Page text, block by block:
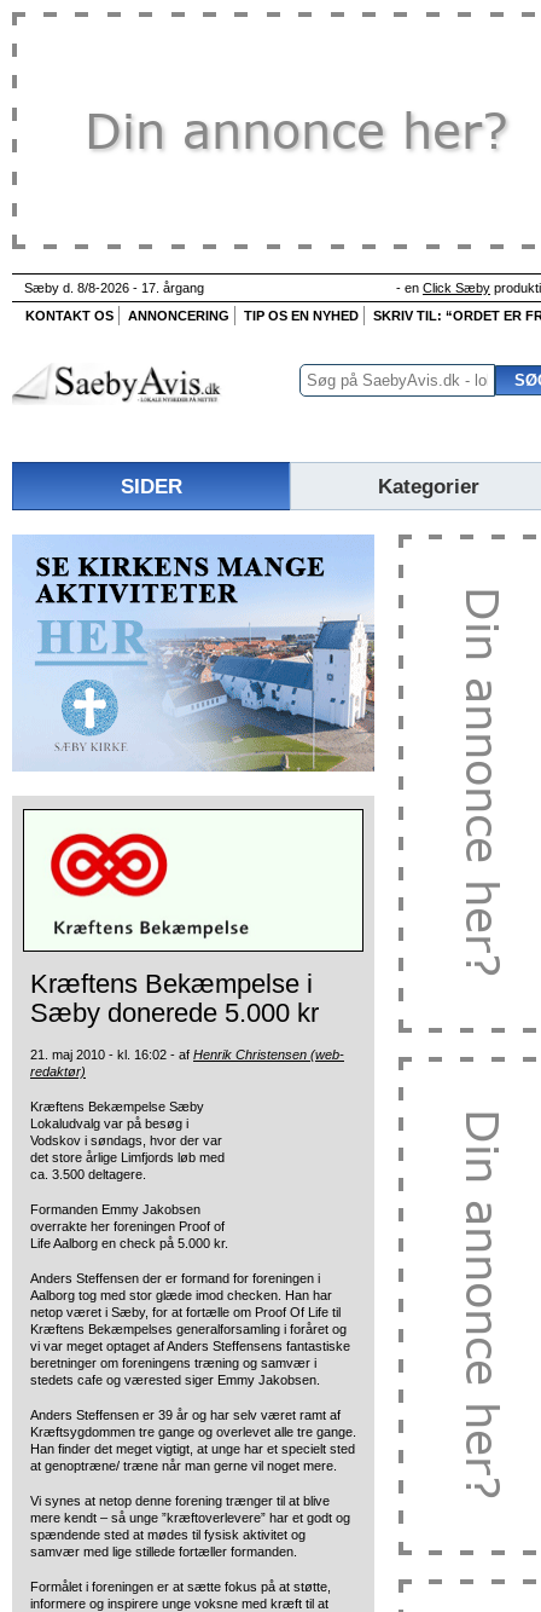
Sæby d. 8/8-2026 - 17. årgang - en Click Sæby
KONTAKT OS
ANNONCERING TIP OS EN NYHED SKRIV TIL: “ORDET ER
SIDER Kategorier
Kræftens Bekæmpelse i
Sæby donerede 5.000 kr
21. maj 2010 - kl. 16:02 - af Henrik Christensen (web-
redaktør)
Kræftens Bekæmpelse Sæby
Lokaludvalg var på besøg i
Vodskov i søndags, hvor der var
det store årlige Limfjords løb med
ca. 3.500 deltagere.
Formanden Emmy Jakobsen
overrakte her foreningen Proof of
Life Aalborg en check på 5.000 kr.
Anders Steffensen der er formand for foreningen i
Aalborg tog med stor glæde imod checken. Han har
netop været i Sæby, for at fortælle om Proof Of Life til
Kræftens Bekæmpelses generalforsamling i foråret og
vi var meget optaget af Anders Steffensens fantastiske
beretninger om foreningens træning og samvær i
stedets cafe og værested siger Emmy Jakobsen.
Anders Steffensen er 39 år og har selv været ramt af
Kræftsygdommen tre gange og overlevet alle tre gange.
Han finder det meget vigtigt, at unge har et specielt sted
at genoptræne/ træne når man gerne vil noget mere.
Vi synes at netop denne forening trænger til at blive
mere kendt – så unge ”kræftoverlevere” har et godt og
spændende sted at mødes til fysisk aktivitet og
samvær med lige stillede fortæller formanden.
Formålet i foreningen er at sætte fokus på at støtte,
informere og inspirere unge voksne med kræft til at